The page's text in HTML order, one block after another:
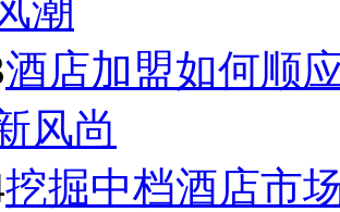
潮
酒店加盟如何顺
风尚
挖掘中档酒店市